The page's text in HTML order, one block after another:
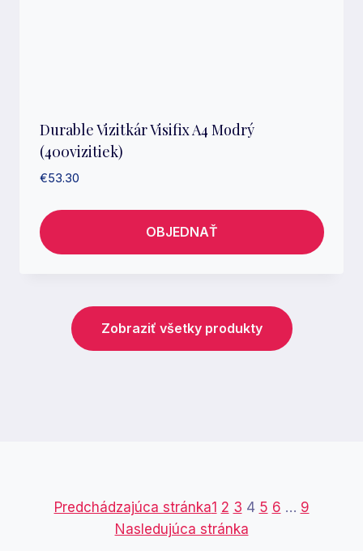
Durable Vizitkár Visifix A4 Modrý
(400vizitiek)
€53.30
OBJEDNAŤ
Zobraziť všetky produkty
Predchádzajúca stránka1 2 3 4 5 6 … 9
Nasledujúca stránka